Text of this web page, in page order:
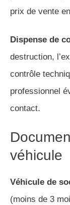
prix de vente
Dispense de
destruction,
contrôle
professionnel
contact.
véhicule
Véhicule de
(moins de 3